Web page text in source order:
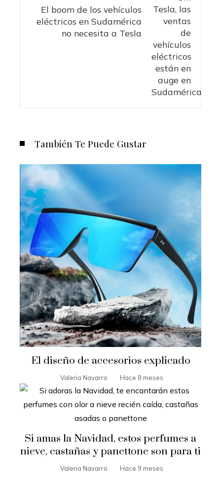
El boom de los vehículos
eléctricos en Sudamérica
no necesita a Tesla
También Te Puede Gustar
El diseño de accesorios explicado
Valeria Navarro Hace 8 meses
Si amas la Navidad, estos perfumes a
nieve, castañas y panettone son para ti
Valeria Navarro Hace 9 meses